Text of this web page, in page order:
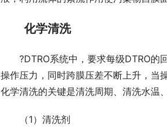
化学清洗
?DTRO系统中，要求每级DTRO的
操作压力，同时跨膜压差不断上升，当
化学清洗的关键是清洗周期、清洗水温
（1）清洗剂